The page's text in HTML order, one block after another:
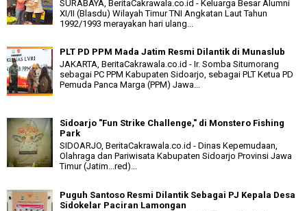
SURABAYA, BeritaCakrawala.co.id - Keluarga Besar Alumni
XI/II (Blasdu) Wilayah Timur TNI Angkatan Laut Tahun
1992/1993 merayakan hari ulang...
PLT PD PPM Mada Jatim Resmi Dilantik di Munaslub
JAKARTA, BeritaCakrawala.co.id - Ir. Somba Situmorang
sebagai PC PPM Kabupaten Sidoarjo, sebagai PLT Ketua PD
Pemuda Panca Marga (PPM) Jawa...
Sidoarjo "Fun Strike Challenge," di Monstero Fishing
Park
SIDOARJO, BeritaCakrawala.co.id - Dinas Kepemudaan,
Olahraga dan Pariwisata Kabupaten Sidoarjo Provinsi Jawa
Timur (Jatim...red)...
Puguh Santoso Resmi Dilantik Sebagai PJ Kepala Desa
Sidokelar Paciran Lamongan